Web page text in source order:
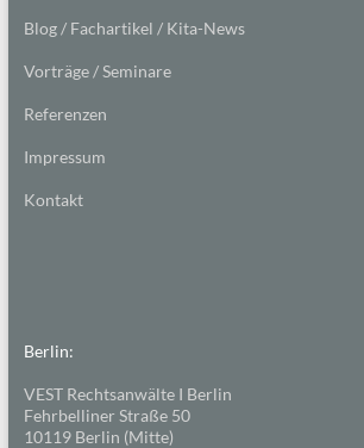
Blog / Fachartikel / Kita-News
Vorträge / Seminare
Referenzen
Impressum
Kontakt
Berlin:
VEST Rechtsanwälte I Berlin
Fehrbelliner Straße 50
10119 Berlin (Mitte)